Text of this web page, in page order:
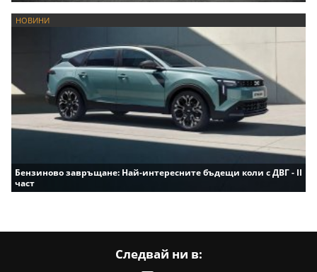
НОВИНИ
Бензиново завръщане: Най-интересните бъдещи коли с ДВГ - II
част
Следвай ни в: